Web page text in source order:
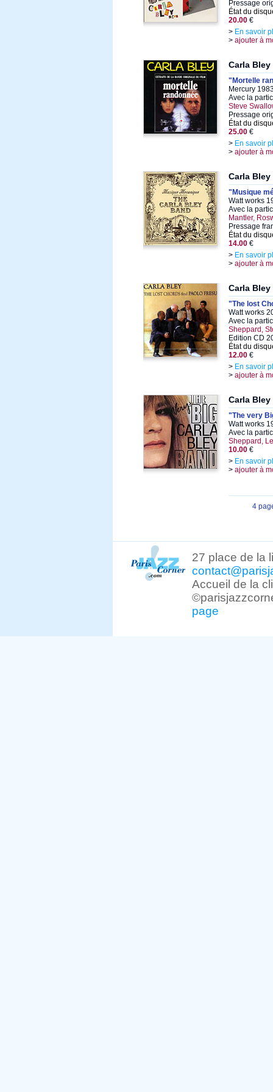
Pressage
État du
20.00 €
> En savoir
> ajouter à
Carla Bley
"Mortelle
Mercury
Avec la
Steve
Pressage
État du
25.00 €
> En savoir
> ajouter à
Carla Bley
"Musique
Watt works
Avec la
Mantler,
Pressage
État du
14.00 €
> En savoir
> ajouter à
Carla Bley
"The lost
Watt works
Avec la
Sheppard,
Edition CD
État du
12.00 €
> En savoir
> ajouter à
Carla Bley
"The very
Watt works
Avec la
Sheppard,
10.00 €
> En savoir
> ajouter à
4
27 place de la
Accueil de la
page